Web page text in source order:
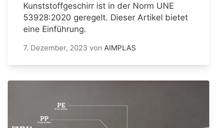
Kunststoffgeschirr ist in der Norm UNE
53928:2020 geregelt. Dieser Artikel bietet
eine Einführung.
7. Dezember, 2023 von AIMPLAS